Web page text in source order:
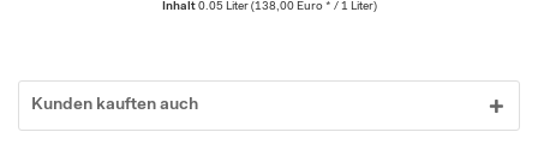
Inhalt 0.05 Liter (138,00 Euro * / 1 Liter)
Kunden kauften auch